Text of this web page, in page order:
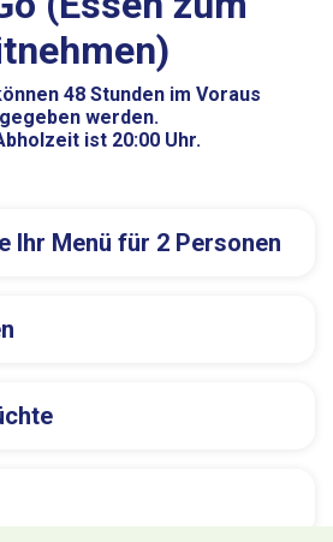
48 Stunden im Voraus
werden.
ist 20:00 Uhr.
Ihr Menü für 2 Personen